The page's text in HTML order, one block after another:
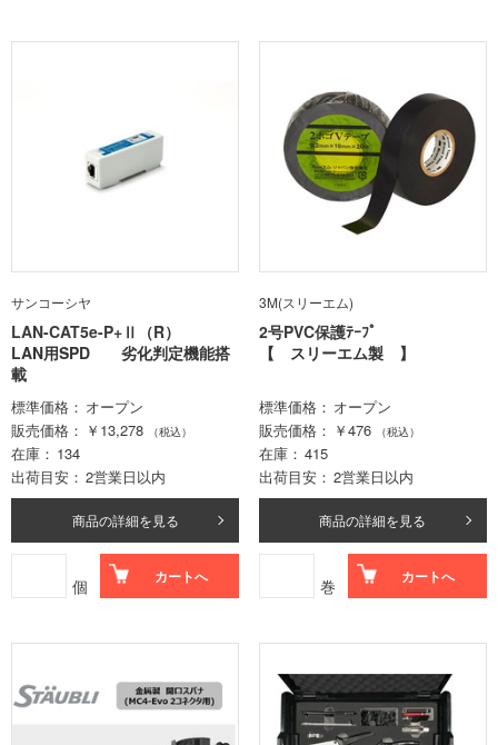
サンコーシヤ
LAN-CAT5e-P+Ⅱ（R）
LAN用SPD 劣化判定機能搭
載
標準価格
オープン
販売価格
￥13,278 （税込）
在庫
134
出荷目安
2営業日以内
商品の詳細を見る
個 カートへ
3M(スリーエム)
2号PVC保護ﾃｰﾌﾟ
【 スリーエム製 】
標準価格
オープン
販売価格
￥476 （税込）
在庫
415
出荷目安
2営業日以内
商品の詳細を見る
巻 カートへ